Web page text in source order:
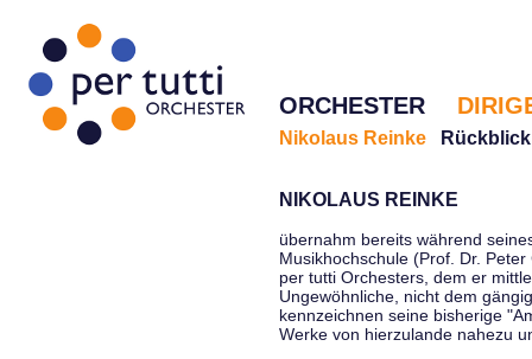
ORCHESTER
Nikolaus Reinke Rückblick
NIKOLAUS REINKE
übernahm bereits während
Musikhochschule (Prof. Dr.
per tutti Orchesters, dem er
Ungewöhnliche, nicht dem
kennzeichnen seine bisherige
Werke von hierzulande nahezu